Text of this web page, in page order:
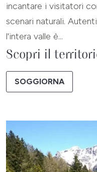
incantare i visitatori
scenari naturali.
l'intera valle è...
Scopri il
SOGGIORNA